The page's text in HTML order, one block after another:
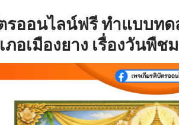
รออนไลน์ฟรี ทำแบบทด
ภอเมืองยาง เรื่องวันพืช